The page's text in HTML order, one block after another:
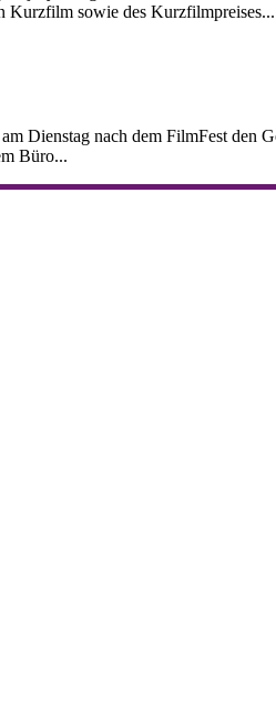
Kurzfilm sowie des Kurzfilmpreises...
Dienstag nach dem FilmFest den
Büro...